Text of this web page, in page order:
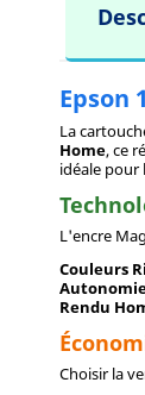
Epson
La
Home, ce
idéale
L'encre
Couleurs
Rendu
Choisir la